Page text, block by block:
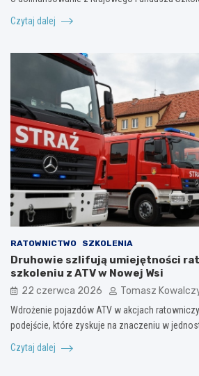
Czytaj dalej
RATOWNICTWO SZKOLENIA
Druhowie szlifują umiejętności
szkoleniu z ATV w Nowej Wsi
22 czerwca 2026 Tomasz
Wdrożenie pojazdów ATV w akcjach
podejście, które zyskuje na znaczeniu w
Czytaj dalej